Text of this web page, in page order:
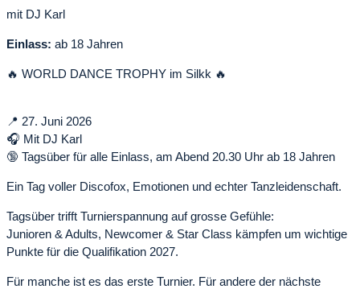
mit DJ Karl
Einlass: ab 18 Jahren
🔥 WORLD DANCE TROPHY im Silkk 🔥
📍 27. Juni 2026
🎧 Mit DJ Karl
🔞 Tagsüber für alle Einlass, am Abend 20.30 Uhr ab 18 Jahren
Ein Tag voller Discofox, Emotionen und echter Tanzleidenschaft.
Tagsüber trifft Turnierspannung auf grosse Gefühle:
Junioren & Adults, Newcomer & Star Class kämpfen um wichtige
Punkte für die Qualifikation 2027.
Für manche ist es das erste Turnier. Für andere der nächste